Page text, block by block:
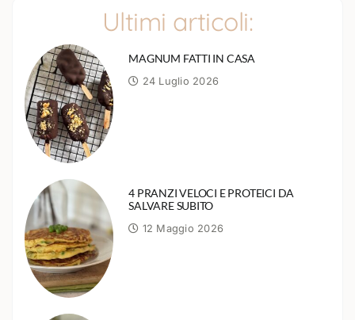
Ultimi articoli:
MAGNUM FATTI IN CASA
24 Luglio 2026
4 PRANZI VELOCI E PROTEICI DA
SALVARE SUBITO
12 Maggio 2026